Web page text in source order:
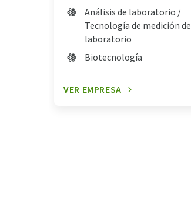
Análisis de laboratorio /
Tecnología de medición de
laboratorio
Biotecnología
VER EMPRESA